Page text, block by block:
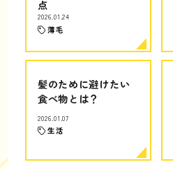
点
2026.01.24
薄毛
髪のために避けたい
食べ物とは？
2026.01.07
生活